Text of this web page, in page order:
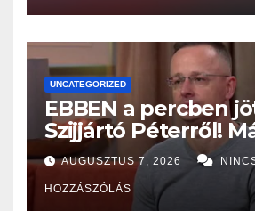
UNCATEGORIZED
EBBEN a percben
Szijjártó Péterről!
Budapesti Rendőr-
főkapitányságon az
miután…
AUGUSZTUS 7, 2026
HOZZÁSZÓLÁS